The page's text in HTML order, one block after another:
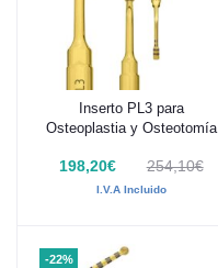
Añadir al carrito
Inserto PL3 para
Osteoplastia y Osteotomía
198,20€ 254,10€
I.V.A Incluido
-22%